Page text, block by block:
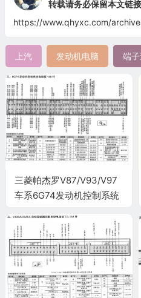
转载请务必保留本文链接
https://www.qhyxc.com/
上汽 发动机电脑 端
三菱帕杰罗V87/V93/V97
车系6G74发动机控制系统